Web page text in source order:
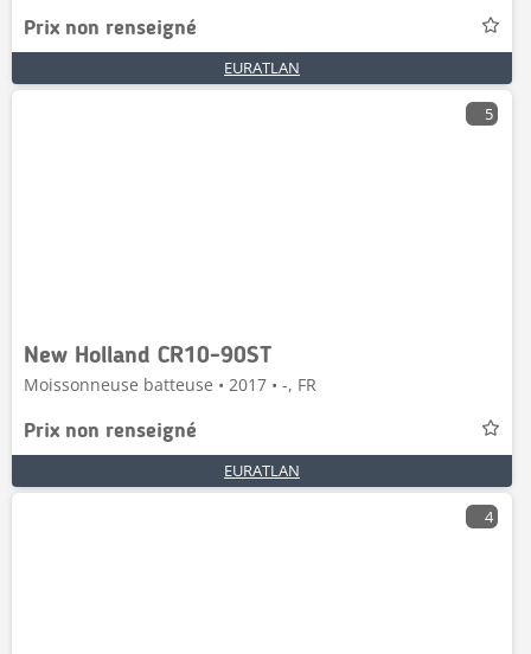
Prix non renseigné
EURATLAN
5
New Holland CR10-90ST
Moissonneuse batteuse • 2017 • -, FR
Prix non renseigné
EURATLAN
4